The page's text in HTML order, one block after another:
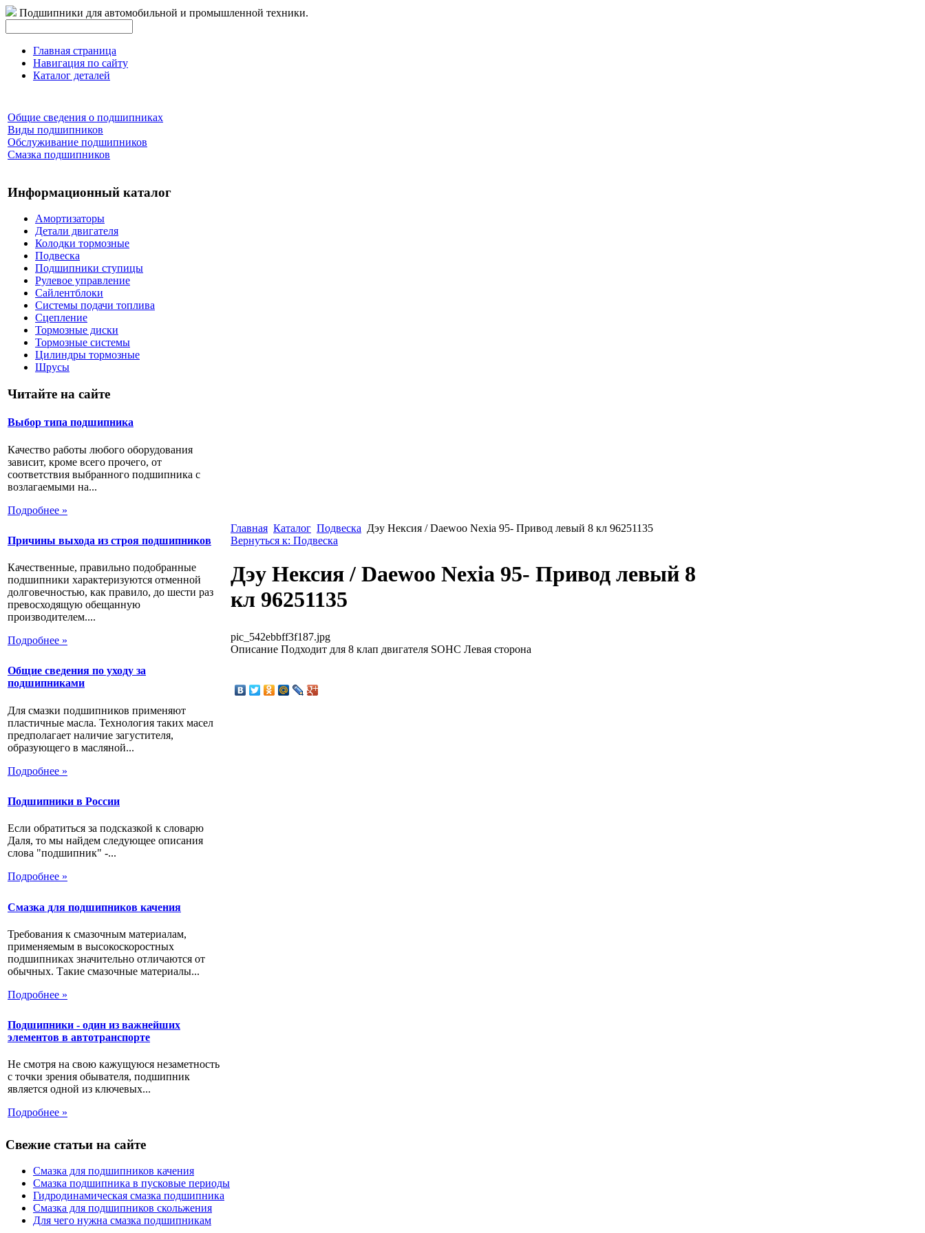
Подшипники для автомобильной и промышленной техники.
Главная страница
Навигация по сайту
Каталог деталей
Общие сведения о подшипниках
Виды подшипников
Обслуживание подшипников
Смазка подшипников
Информационный каталог
Амортизаторы
Детали двигателя
Колодки тормозные
Подвеска
Подшипники ступицы
Рулевое управление
Сайлентблоки
Системы подачи топлива
Сцепление
Тормозные диски
Тормозные системы
Цилиндры тормозные
Шрусы
Читайте на сайте
Выбор типа подшипника
Качество работы любого оборудования
зависит, кроме всего прочего, от
соответствия выбранного подшипника с
возлагаемыми на...
Подробнее »
Причины выхода из строя подшипников
Качественные, правильно подобранные
подшипники характеризуются отменной
долговечностью, как правило, до шести раз
превосходящую обещанную
производителем....
Подробнее »
Общие сведения по уходу за
подшипниками
Для смазки подшипников применяют
пластичные масла. Технология таких масел
предполагает наличие загустителя,
образующего в масляной...
Подробнее »
Подшипники в России
Если обратиться за подсказкой к словарю
Даля, то мы найдем следующее описания
слова "подшипник" -...
Подробнее »
Смазка для подшипников качения
Требования к смазочным материалам,
применяемым в высокоскоростных
подшипниках значительно отличаются от
обычных. Такие смазочные материалы...
Подробнее »
Подшипники - один из важнейших
элементов в автотранспорте
Не смотря на свою кажущуюся незаметность
с точки зрения обывателя, подшипник
является одной из ключевых...
Подробнее »
Главная Каталог Подвеска Дэу Нексия / Daewoo Nexia 95- Привод левый 8 кл 96251135
Вернуться к: Подвеска
Дэу Нексия / Daewoo Nexia 95- Привод левый 8
кл 96251135
pic_542ebbff3f187.jpg
Описание Подходит для 8 клап двигателя SOHC Левая сторона
Свежие статьи на сайте
Смазка для подшипников качения
Смазка подшипника в пусковые периоды
Гидродинамическая смазка подшипника
Смазка для подшипников скольжения
Для чего нужна смазка подшипникам